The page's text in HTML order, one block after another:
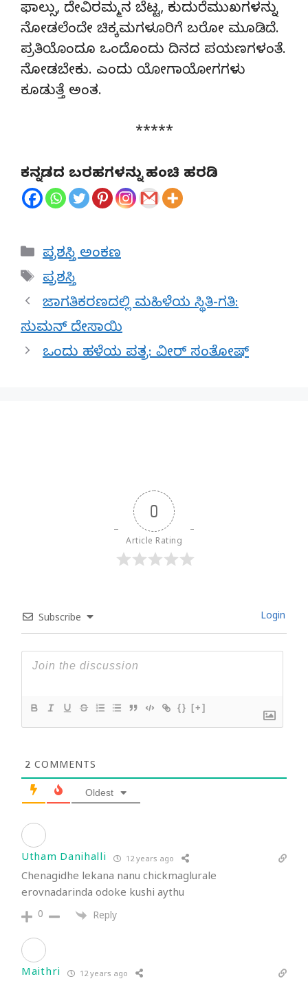
ಫಾಲ್ಸು, ದೇವಿರಮ್ಮನ ಬೆಟ್ಟ, ಕುದುರೆಮುಖಗಳನ್ನು
ನೋಡಲೆಂದೇ ಚಿಕ್ಕಮಗಳೂರಿಗೆ ಬರೋ ಮೂಡಿದೆ.
ಪ್ರತಿಯೊಂದೂ ಒಂದೊಂದು ದಿನದ ಪಯಣಗಳಂತೆ.
ನೋಡಬೇಕು. ಎಂದು ಯೋಗಾಯೋಗಗಳು
ಕೂಡುತ್ತೆ ಅಂತ.
*****
ಕನ್ನಡದ ಬರಹಗಳನ್ನು ಹಂಚಿ ಹರಡಿ
Categories
ಪ್ರಶಸ್ತಿ ಅಂಕಣ
Tags
ಪ್ರಶಸ್ತಿ
ಜಾಗತಿಕರಣದಲ್ಲಿ ಮಹಿಳೆಯ ಸ್ಥಿತಿ-ಗತಿ:
ಸುಮನ್ ದೇಸಾಯಿ
ಒಂದು ಹಳೆಯ ಪತ್ರ: ವೀರ್ ಸಂತೋಷ್
0
Article Rating
Subscribe Login
{} [+]
2 COMMENTS
Oldest
Utham Danihalli 12 years ago
Chenagidhe lekana nanu chickmaglurale
erovnadarinda odoke kushi aythu
0 Reply
Maithri 12 years ago